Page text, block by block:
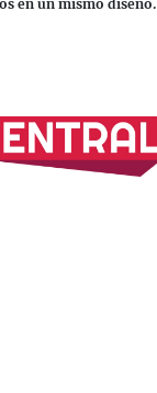
en un mismo diseño.